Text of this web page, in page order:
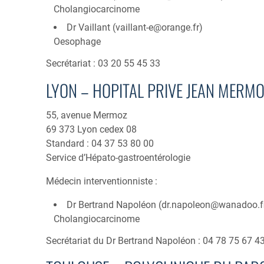
Cholangiocarcinome
Dr Vaillant (vaillant-e@orange.fr)
Oesophage
Secrétariat : 03 20 55 45 33
LYON – HOPITAL PRIVE JEAN
55, avenue Mermoz
69 373 Lyon cedex 08
Standard : 04 37 53 80 00
Service d’Hépato-gastroentérologie
Médecin interventionniste :
Dr Bertrand Napoléon (
Cholangiocarcinome
Secrétariat du Dr Bertrand Napoléon : 04 78 75 67 43